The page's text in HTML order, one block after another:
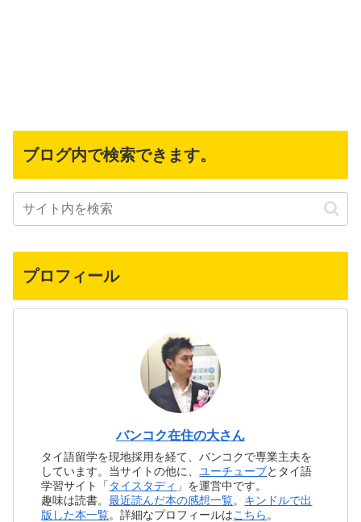
ブログ内で検索できます。
プロフィール
バンコク在住の大さん
タイ語留学を現地採用を経て、バンコクで専業主夫を
しています。当サイトの他に、 ユーチューブとタイ語
学習サイト「 タイスタディ 」を運営中です。
趣味は読書。最近読んだ本の感想一覧。 キンドルで出
版した本一覧。詳細なプロフィールはこちら 。